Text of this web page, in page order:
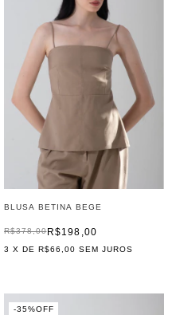
BLUSA BETINA BEGE
R$198,00
R$378,00
3 X DE R$66,00 SEM JUROS
-35%OFF